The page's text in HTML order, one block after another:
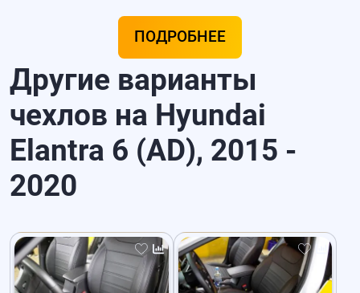
ПОДРОБНЕЕ
Другие варианты
чехлов на Hyundai
Elantra 6 (AD), 2015 -
2020